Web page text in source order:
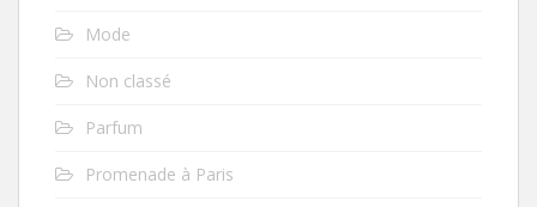
Mode
Non classé
Parfum
Promenade à Paris